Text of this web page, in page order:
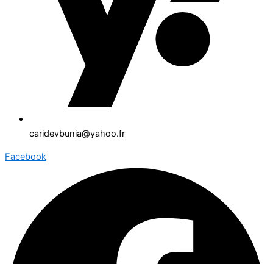
caridevbunia@yahoo.fr
Facebook